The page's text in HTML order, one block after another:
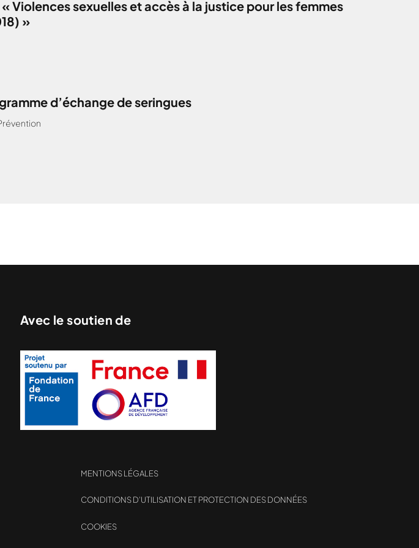
sexuelles et accès à la justice pour les femmes
»
d’échange de seringues
Avec le soutien de
MENTIONS LÉGALES
CONDITIONS D’UTILISATION ET PROTECTION DES DONNÉES
COOKIES